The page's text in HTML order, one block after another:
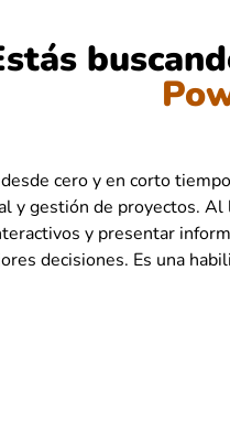
cero y en corto
y gestión de proyectos.
y presentar
decisiones. Es una